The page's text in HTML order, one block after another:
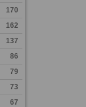
170
162
137
86
79
73
67